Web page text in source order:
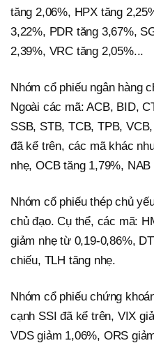
tăng 2,06%, HPX tăng
3,22%, PDR tăng 3,67%,
2,39%, VRC tăng 2,05%...
Nhóm cổ phiếu ngân hàng
Ngoài các mã: ACB, BID,
SSB, STB, TCB, TPB,
đã kể trên, các mã khác
nhẹ, OCB tăng 1,79%,
Nhóm cổ phiếu thép chủ
chủ đạo. Cụ thể, các mã:
giảm nhẹ từ 0,19-0,86%,
chiếu, TLH tăng nhẹ.
Nhóm cổ phiếu chứng
cạnh SSI đã kể trên, VIX
VDS giảm 1,06%, ORS